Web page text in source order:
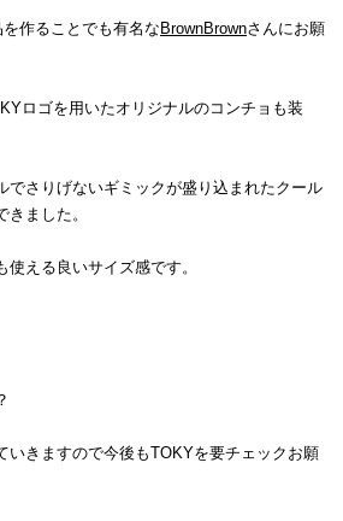
作ることでも有名な BrownBrownさんにお願
ロゴを用いたオリジナルのコンチョも装
でさりげないギミックが盛り込まれたクール
ました。
える良いサイズ感です。
いきますので今後もTOKYを要チェックお願